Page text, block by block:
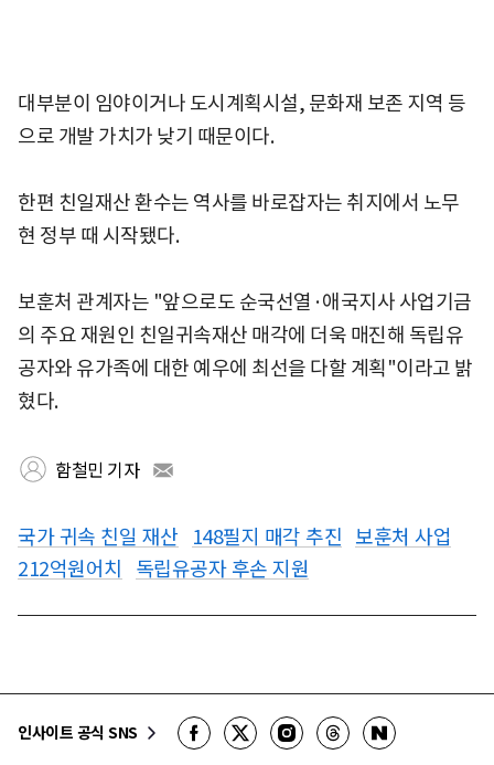
대부분이 임야이거나 도시계획시설, 문화재 보존 지역 등
으로 개발 가치가 낮기 때문이다.
한편 친일재산 환수는 역사를 바로잡자는 취지에서 노무
현 정부 때 시작됐다.
보훈처 관계자는 "앞으로도 순국선열·애국지사 사업기금
의 주요 재원인 친일귀속재산 매각에 더욱 매진해 독립유
공자와 유가족에 대한 예우에 최선을 다할 계획"이라고 밝
혔다.
함철민 기자
국가 귀속 친일 재산 148필지 매각 추진 보훈처 사업
212억원어치 독립유공자 후손 지원
인사이트 공식 SNS